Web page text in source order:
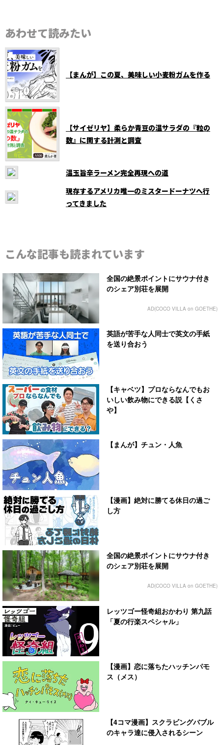
あわせて読みたい
【まんが】この夏、美味しい小麦粉ガムを作る
【サイゼリヤ】柔らか青豆の温サラダの『粒の
数』に関する計測と調査
温玉旨辛ラーメン完全再現への道
現存するアメリカ唯一のミスタードーナツへ行
ってきました
こんな記事も読まれています
全国の絶景ポイントにサウナ付き
のシェア別荘を展開
AD(COCO VILLA on GOETHE)
英語が苦手な人同士で英文の手紙
を送り合おう
【キャベツ】プロならなんでもお
いしい飲み物にできる説【くさ
や】
【まんが】チュン・人魚
【漫画】絶対に勝てる休日の過ご
し方
全国の絶景ポイントにサウナ付き
のシェア別荘を展開
AD(COCO VILLA on GOETHE)
レッツゴー怪奇組おかわり 第九話
「夏の行楽スペシャル」
【漫画】恋に落ちたハッチンパモ
ス（メス）
【4コマ漫画】スクラビングバブル
のキャラ達に侵入されるシーン